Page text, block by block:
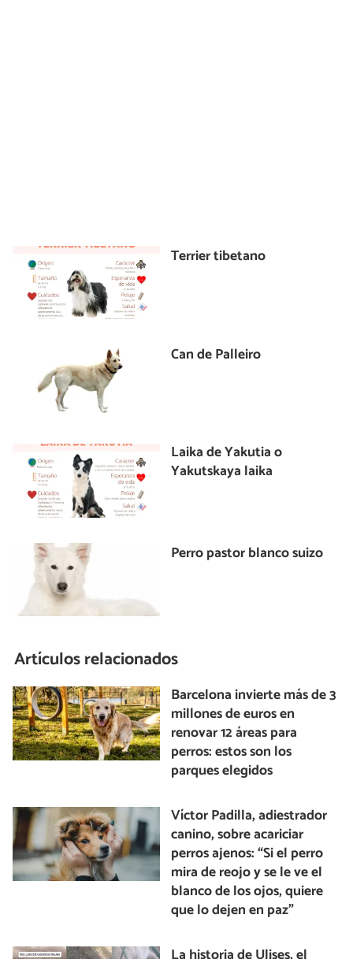
Terrier tibetano
Can de Palleiro
Laika de Yakutia o
Yakutskaya laika
Perro pastor blanco suizo
Artículos relacionados
Barcelona invierte más de 3
millones de euros en
renovar 12 áreas para
perros: estos son los
parques elegidos
Víctor Padilla, adiestrador
canino, sobre acariciar
perros ajenos: “Si el perro
mira de reojo y se le ve el
blanco de los ojos, quiere
que lo dejen en paz”